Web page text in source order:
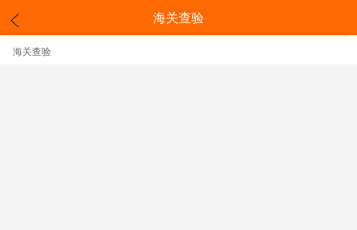
海关查验
海关查验